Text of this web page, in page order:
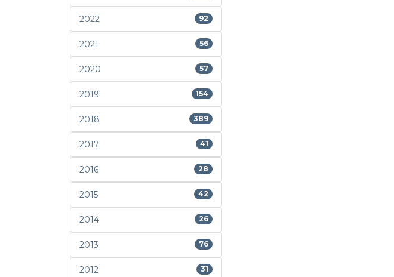
2022 92
2021 56
2020 57
2019 154
2018 389
2017 41
2016 28
2015 42
2014 26
2013 76
2012 31